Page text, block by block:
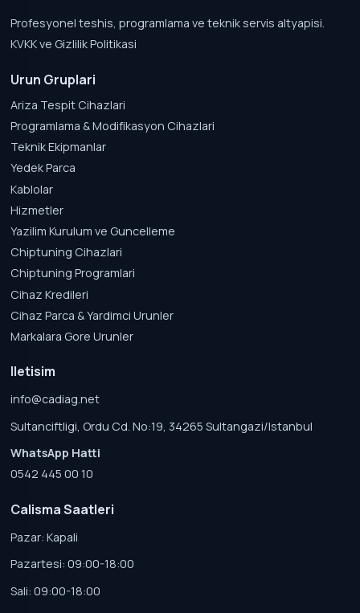
Profesyonel teshis, programlama ve teknik servis altyapisi.
KVKK ve Gizlilik Politikasi
Urun Gruplari
Ariza Tespit Cihazlari
Programlama & Modifikasyon Cihazlari
Teknik Ekipmanlar
Yedek Parca
Kablolar
Hizmetler
Yazilim Kurulum ve Guncelleme
Chiptuning Cihazlari
Chiptuning Programlari
Cihaz Kredileri
Cihaz Parca & Yardimci Urunler
Markalara Gore Urunler
Iletisim
info@cadiag.net
Sultanciftligi, Ordu Cd. No:19, 34265 Sultangazi/Istanbul
WhatsApp Hatti
0542 445 00 10
Calisma Saatleri
Pazar: Kapali
Pazartesi: 09:00-18:00
Sali: 09:00-18:00